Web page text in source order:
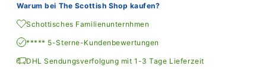
Warum bei The Scottish Shop kaufen?
Schottisches Familienunternhmen
***** 5-Sterne-Kundenbewertungen
DHL Sendungsverfolgung mit 1-3 Tage Lieferzeit